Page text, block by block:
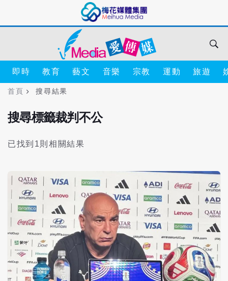
即時 教育 藝文 音樂 宗教 運動 旅遊
首頁 搜尋結果
搜尋標籤裁判不公
已找到1則相關結果